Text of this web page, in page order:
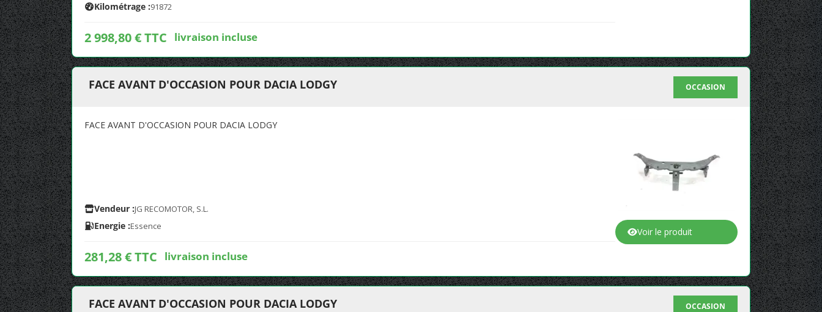
Kilométrage :91872
2 998,80 € TTC livraison incluse
FACE AVANT D'OCCASION POUR DACIA LODGY OCCASION
FACE AVANT D'OCCASION POUR DACIA LODGY
Vendeur :JG RECOMOTOR, S.L.
Energie :Essence
281,28 € TTC livraison incluse
Voir le produit
FACE AVANT D'OCCASION POUR DACIA LODGY OCCASION